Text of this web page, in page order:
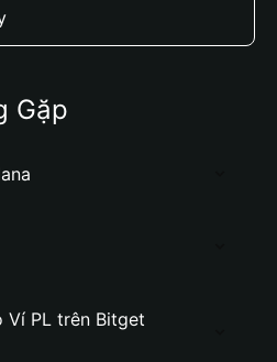
Gặp
Ví PL trên Bitget